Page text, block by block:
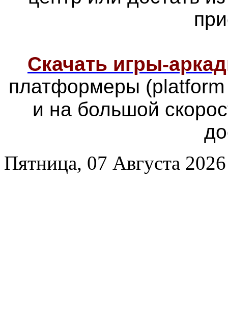
Скачать игры-
платформеры
и на большой
Пятница, 07 Августа 2026